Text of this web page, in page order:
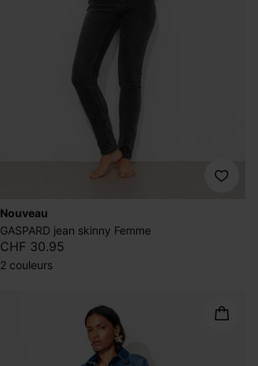
nouveau
GASPARD jean skinny Femme
CHF 30.95
2 couleurs